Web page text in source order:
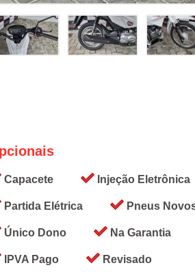
Capacete Injeção Eletrônica
Partida Elétrica Pneus
Único Dono Na Garantia
IPVA Pago Revisado